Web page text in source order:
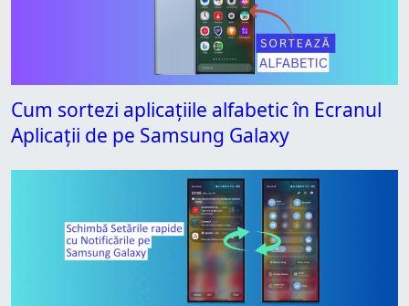
Cum sortezi aplicațiile alfabetic în Ecranul
Aplicații de pe Samsung Galaxy